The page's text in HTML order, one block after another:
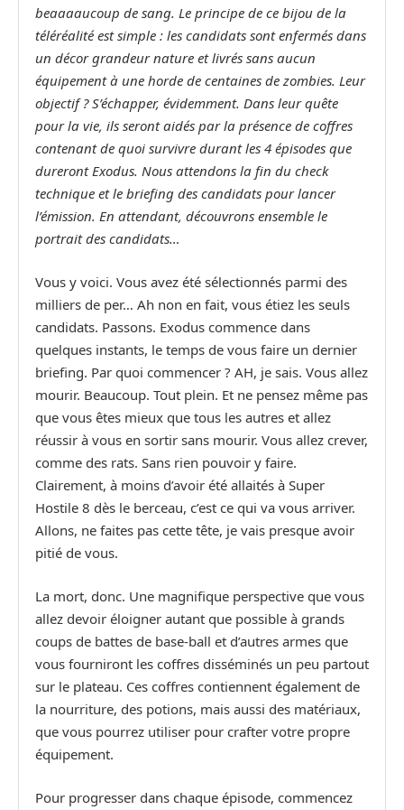
beaaaaucoup de sang. Le principe de ce bijou de la
téléréalité est simple : les candidats sont enfermés dans
un décor grandeur nature et livrés sans aucun
équipement à une horde de centaines de zombies. Leur
objectif ? S’échapper, évidemment. Dans leur quête
pour la vie, ils seront aidés par la présence de coffres
contenant de quoi survivre durant les 4 épisodes que
dureront Exodus. Nous attendons la fin du check
technique et le briefing des candidats pour lancer
l’émission. En attendant, découvrons ensemble le
portrait des candidats…
Vous y voici. Vous avez été sélectionnés parmi des
milliers de per… Ah non en fait, vous étiez les seuls
candidats. Passons. Exodus commence dans
quelques instants, le temps de vous faire un dernier
briefing. Par quoi commencer ? AH, je sais. Vous allez
mourir. Beaucoup. Tout plein. Et ne pensez même pas
que vous êtes mieux que tous les autres et allez
réussir à vous en sortir sans mourir. Vous allez crever,
comme des rats. Sans rien pouvoir y faire.
Clairement, à moins d’avoir été allaités à Super
Hostile 8 dès le berceau, c’est ce qui va vous arriver.
Allons, ne faites pas cette tête, je vais presque avoir
pitié de vous.
La mort, donc. Une magnifique perspective que vous
allez devoir éloigner autant que possible à grands
coups de battes de base-ball et d’autres armes que
vous fourniront les coffres disséminés un peu partout
sur le plateau. Ces coffres contiennent également de
la nourriture, des potions, mais aussi des matériaux,
que vous pourrez utiliser pour crafter votre propre
équipement.
Pour progresser dans chaque épisode, commencez